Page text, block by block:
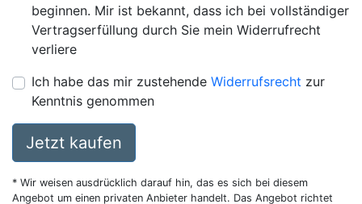
beginnen. Mir ist bekannt, dass ich bei vollständiger
Vertragserfüllung durch Sie mein Widerrufrecht
verliere
Ich habe das mir zustehende Widerrufsrecht zur
Kenntnis genommen
Jetzt kaufen
* Wir weisen ausdrücklich darauf hin, das es sich bei diesem
Angebot um einen privaten Anbieter handelt. Das Angebot richtet